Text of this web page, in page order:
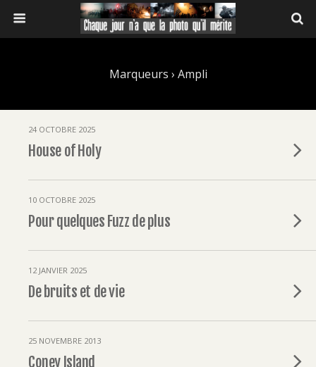
Marqueurs › Ampli
24 OCTOBRE 2025
House of Holy
10 OCTOBRE 2025
Pour quelques Fuzz de plus
12 JANVIER 2025
De bruits et de vie
25 NOVEMBRE 2013
Coney Island